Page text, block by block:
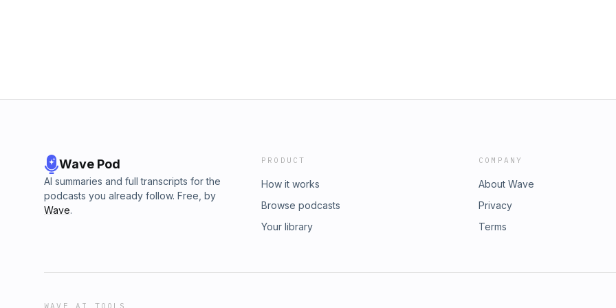
Wave Pod
AI summaries and full transcripts for the
podcasts you already follow. Free, by
Wave.
PRODUCT
How it works
Browse podcasts
Your library
COMPANY
About Wave
Privacy
Terms
WAVE AI TOOLS